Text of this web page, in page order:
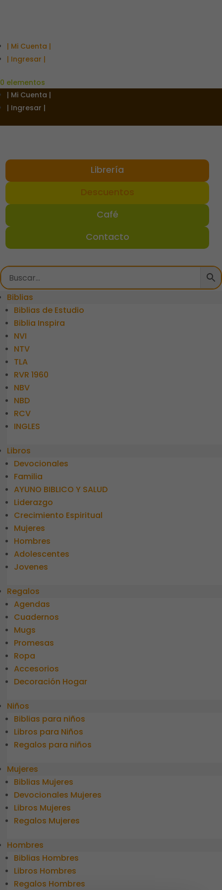
| Mi Cuenta |
| Ingresar |
0 elementos
| Mi Cuenta |
| Ingresar |
Librería
Descuentos
Café
Contacto
Biblias
Biblias de Estudio
Biblia Inspira
NVI
NTV
TLA
RVR 1960
NBV
NBD
RCV
INGLES
Libros
Devocionales
Familia
AYUNO BIBLICO Y SALUD
Liderazgo
Crecimiento Espiritual
Mujeres
Hombres
Adolescentes
Jovenes
Regalos
Agendas
Cuadernos
Mugs
Promesas
Ropa
Accesorios
Decoración Hogar
Niños
Biblias para niños
Libros para Niños
Regalos para niños
Mujeres
Biblias Mujeres
Devocionales Mujeres
Libros Mujeres
Regalos Mujeres
Hombres
Biblias Hombres
Libros Hombres
Regalos Hombres